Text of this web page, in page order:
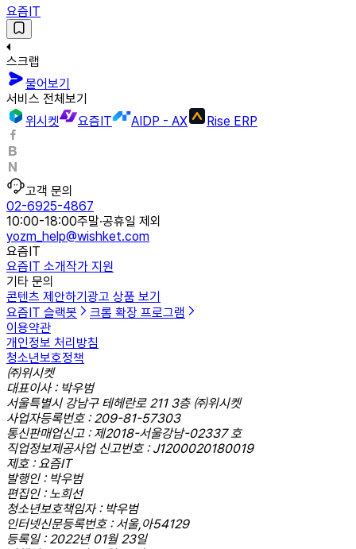
요즘IT
스크랩
물어보기
서비스 전체보기
위시켓
요즘IT AIDP - AX Rise ERP
고객 문의
02-6925-4867
10:00-18:00주말·공휴일 제외
yozm_help@wishket.com
요즘IT
요즘IT 소개작가 지원
기타 문의
콘텐츠 제안하기 광고 상품 보기
요즘IT 슬랙봇
크롬 확장 프로그램
이용약관
개인정보 처리방침
청소년보호정책
㈜위시켓
대표이사 : 박우범
서울특별시 강남구 테헤란로 211 3층 ㈜위시켓
사업자등록번호 : 209-81-57303
통신판매업신고 : 제2018-서울강남-02337 호
직업정보제공사업 신고번호 : J1200020180019
제호 : 요즘IT
발행인 : 박우범
편집인 : 노희선
청소년보호책임자 : 박우범
인터넷신문등록번호 : 서울,아54129
등록일 : 2022년 01월 23일